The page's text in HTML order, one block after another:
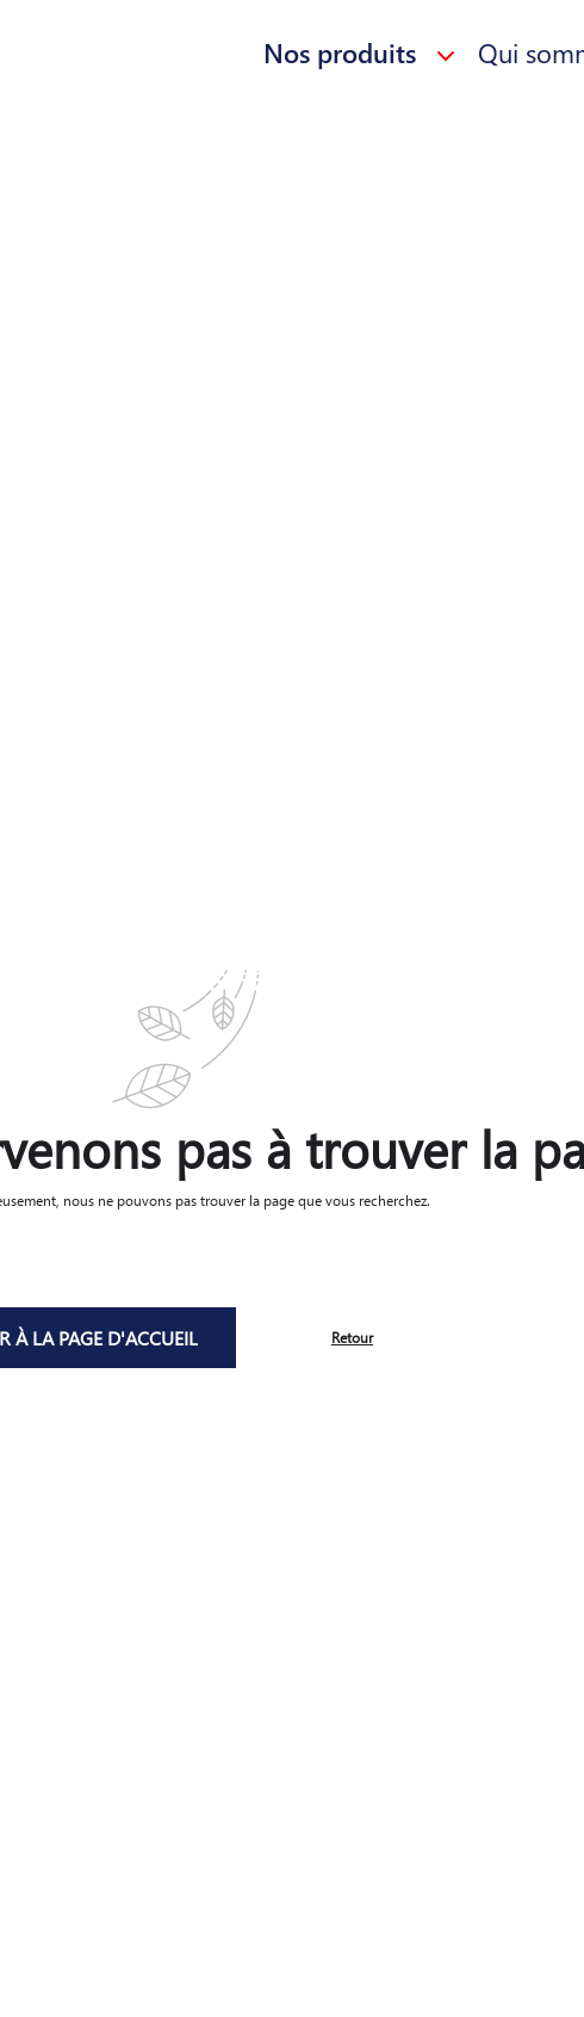
Nos produits Qui
pas à trouver la
nous ne pouvons pas trouver la page que vous recherchez.
À LA PAGE D'ACCUEIL Retour